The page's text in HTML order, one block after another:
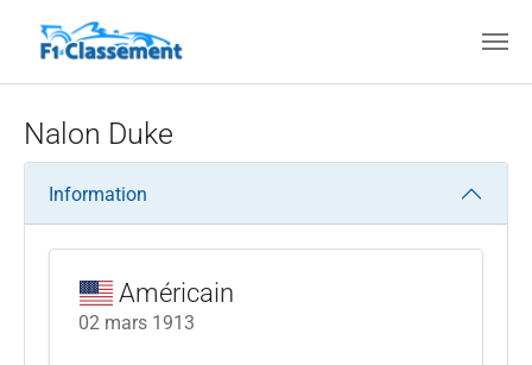
Nalon Duke
Information
Américain
02 mars 1913